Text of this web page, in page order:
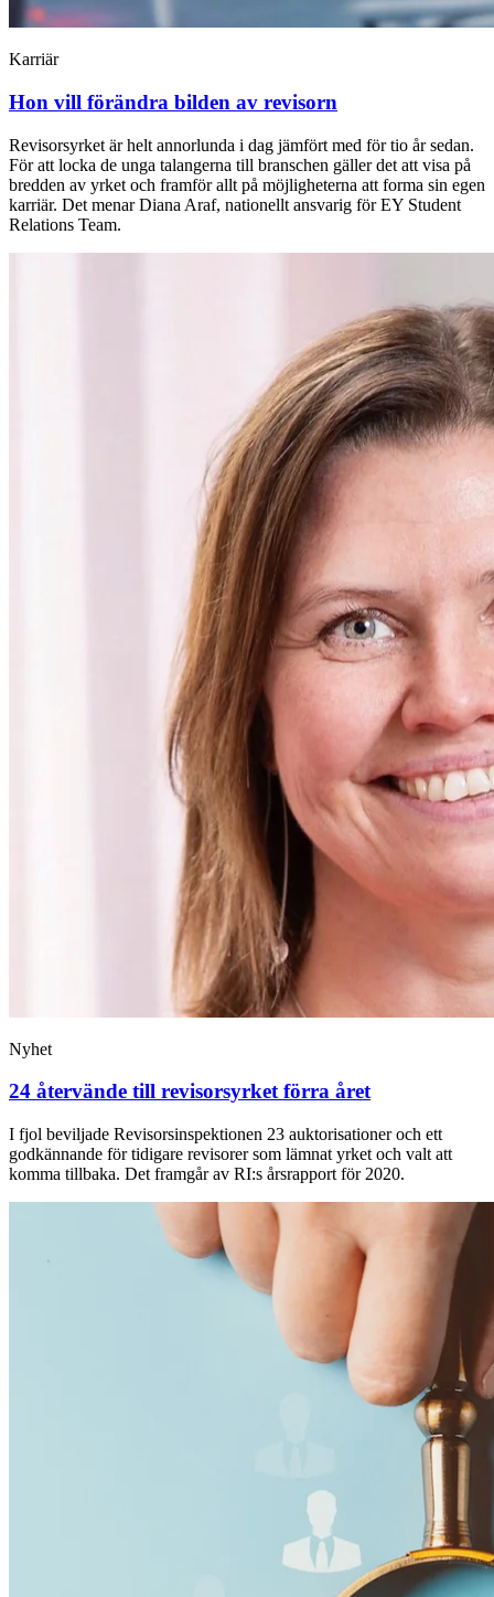
Karriär
Hon vill förändra bilden av revisorn
Revisorsyrket är helt annorlunda i dag jämfört med för tio år sedan.
För att locka de unga talangerna till branschen gäller det att visa på
bredden av yrket och framför allt på möjligheterna att forma sin egen
karriär. Det menar Diana Araf, nationellt ansvarig för EY Student
Relations Team.
Nyhet
24 återvände till revisorsyrket förra året
I fjol beviljade Revisorsinspektionen 23 auktorisationer och ett
godkännande för tidigare revisorer som lämnat yrket och valt att
komma tillbaka. Det framgår av RI:s årsrapport för 2020.